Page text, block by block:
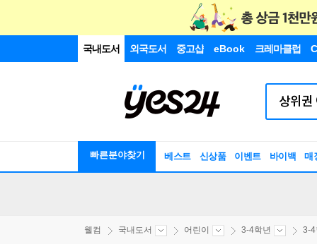
국내도서 외국도서 중고샵 eBook 크레마클럽
빠른분야찾기 베스트 신상품 이벤트 바이백 매
웰컴 국내도서 어린이 3-4학년 3-4